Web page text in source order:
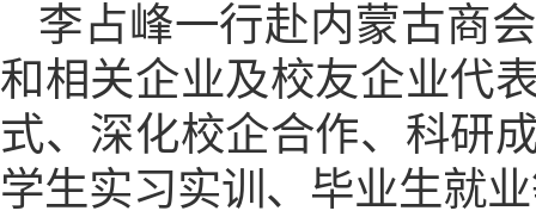
李占峰一行赴内蒙古商
和相关企业及校友企业代
式、深化校企合作、科研
学生实习实训、毕业生就